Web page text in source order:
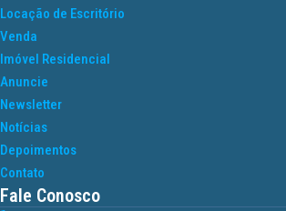
Locação de Escritório
Venda
Imóvel Residencial
Anuncie
Newsletter
Notícias
Depoimentos
Contato
Fale Conosco